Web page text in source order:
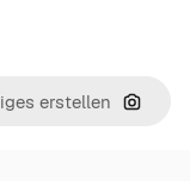
Nach